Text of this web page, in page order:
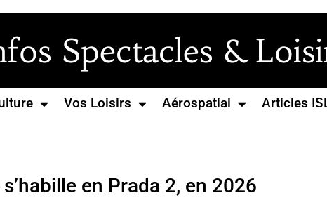
Spectacles &
Vos Loisirs Aérospatial Articles
en Prada 2, en 2026